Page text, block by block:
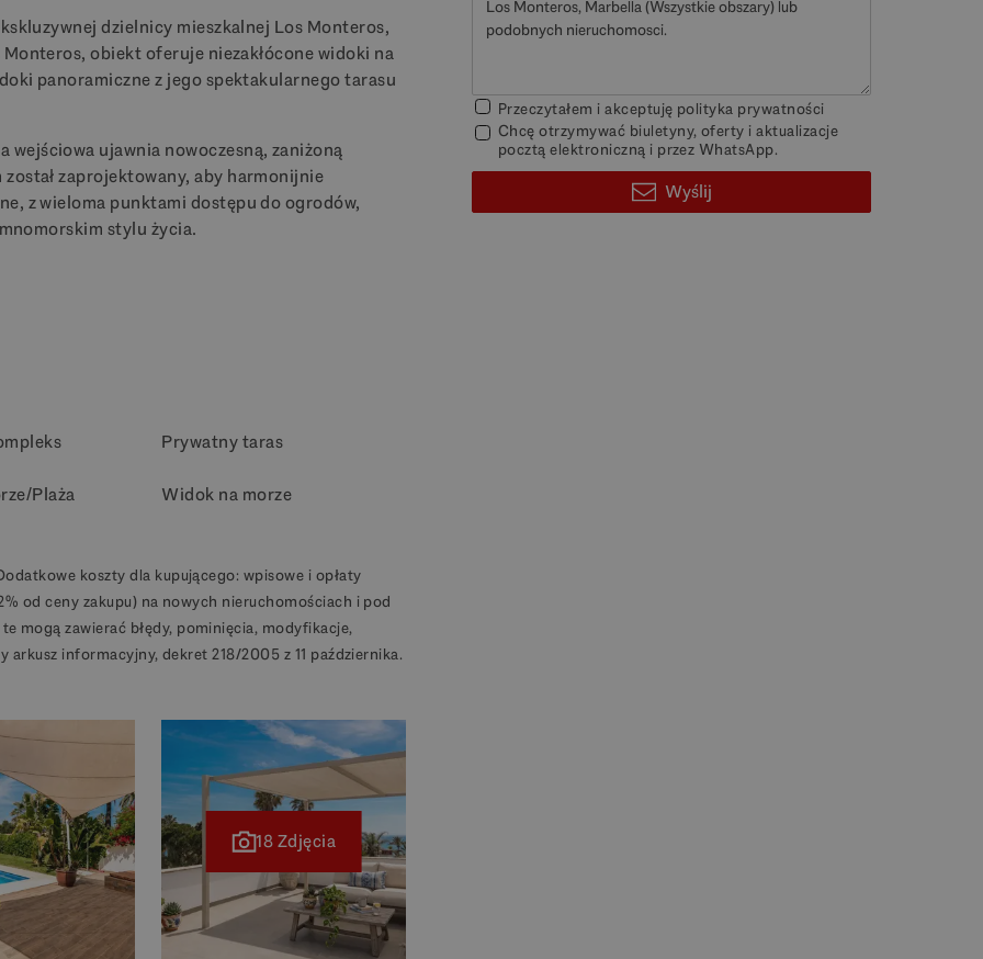
dzielnicy mieszkalnej Los Monteros,
obiekt oferuje niezakłócone widoki na
panoramiczne z jego spektakularnego tarasu
wejściowa ujawnia nowoczesną, zaniżoną
zaprojektowany, aby harmonijnie
z wieloma punktami dostępu do ogrodów,
stylu życia.
Prywatny taras
Plaża
Widok na morze
koszty dla kupującego: wpisowe i opłaty
od ceny zakupu) na nowych nieruchomościach i pod
mogą zawierać błędy, pominięcia, modyfikacje,
informacyjny, dekret 218/2005 z 11 października.
18 Zdjęcia
Przeczytałem i akceptuję polityka prywatności
Chcę otrzymywać biuletyny, oferty i aktualizacje
pocztą elektroniczną i przez WhatsApp.
Wyślij